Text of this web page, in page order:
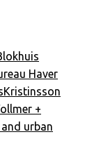
Haver
+
urban